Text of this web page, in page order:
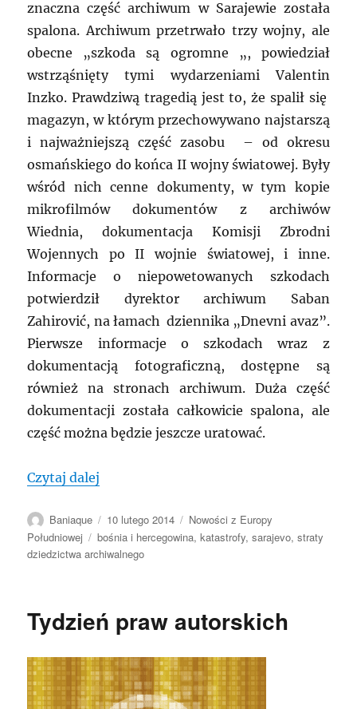
znaczna część archiwum w Sarajewie została
spalona. Archiwum przetrwało trzy wojny, ale
obecne „szkoda są ogromne „, powiedział
wstrząśnięty tymi wydarzeniami Valentin
Inzko. Prawdziwą tragedią jest to, że spalił się
magazyn, w którym przechowywano najstarszą
i najważniejszą część zasobu – od okresu
osmańskiego do końca II wojny światowej. Były
wśród nich cenne dokumenty, w tym kopie
mikrofilmów dokumentów z archiwów
Wiednia, dokumentacja Komisji Zbrodni
Wojennych po II wojnie światowej, i inne.
Informacje o niepowetowanych szkodach
potwierdził dyrektor archiwum Saban
Zahirović, na łamach dziennika „Dnevni avaz”.
Pierwsze informacje o szkodach wraz z
dokumentacją fotograficzną, dostępne są
również na stronach archiwum. Duża część
dokumentacji została całkowicie spalona, ale
część można będzie jeszcze uratować.
Czytaj dalej
Autor
Baniaque
Data
publikacji
10 lutego 2014 Kategorie
Nowości z Europy
Południowej
Tagi
bośnia i hercegowina,katastrofy,sarajevo,straty
dziedzictwa archiwalnego
Tydzień praw autorskich